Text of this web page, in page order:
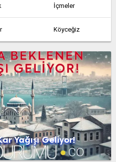
İçmeler
Köyceğiz
Ölüdeniz
Ortakent
Yazıköy
Yağışı Geliyor!